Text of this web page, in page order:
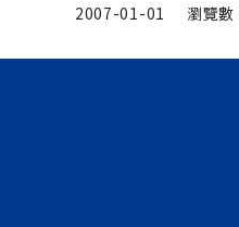
2007-01-01 瀏覽數